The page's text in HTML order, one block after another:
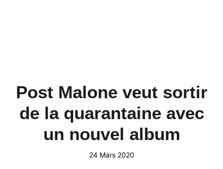
Post Malone veut sortir
de la quarantaine avec
un nouvel album
24 Mars 2020